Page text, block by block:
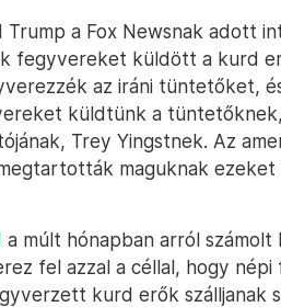
Trump a Fox Newsnak adott
fegyvereket küldött a kurd
az iráni tüntetőket,
küldtünk a
Trey Yingstnek. Az
maguknak
a múlt hónapban arról
fel azzal a céllal, hogy
kurd erők szálljanak